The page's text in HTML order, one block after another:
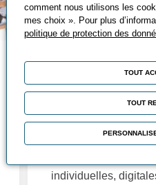
Nos
formation
besoins, nous avons
solutions de
individuelles,
comment nous utilisons les
mes choix ». Pour plus
politique de protection des
TOUT
TOUT